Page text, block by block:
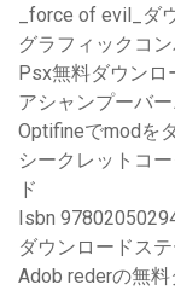
_force of evil_ダ
グラフィックコ
Psx無料ダウンロ
アシャンプーバ
Optifineでmodを
シークレットコ
ド
Isbn
ダウンロードス
Adob rederの無